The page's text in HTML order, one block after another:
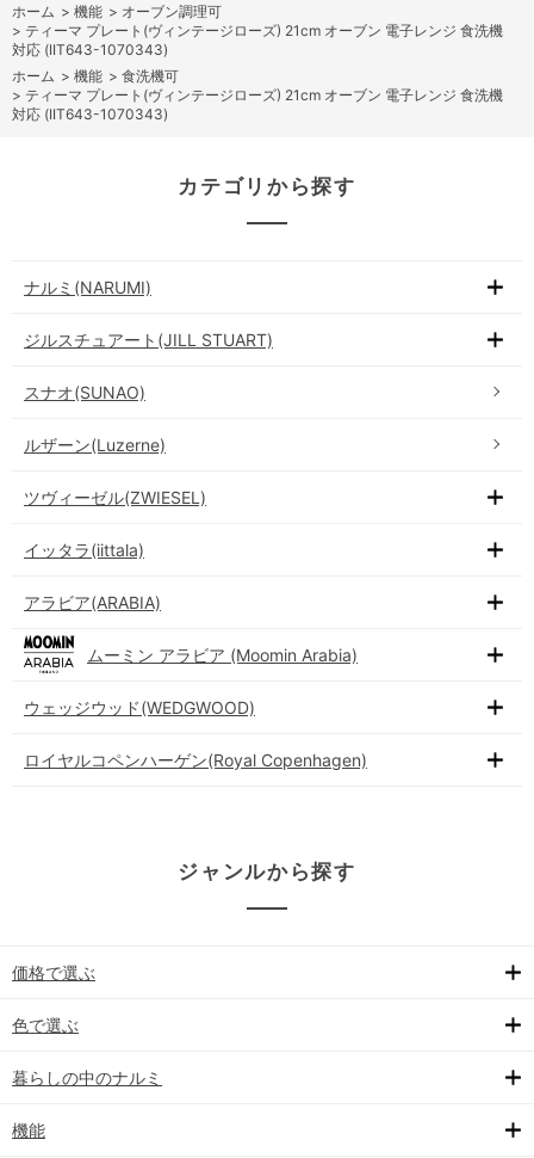
ホーム > 機能 > オーブン調理可
> ティーマ プレート(ヴィンテージローズ) 21cm オーブン 電子レンジ 食洗機
対応 (IIT643-1070343)
ホーム > 機能 > 食洗機可
> ティーマ プレート(ヴィンテージローズ) 21cm オーブン 電子レンジ 食洗機
対応 (IIT643-1070343)
カテゴリから探す
ナルミ(NARUMI)
ジルスチュアート(JILL STUART)
スナオ(SUNAO)
ルザーン(Luzerne)
ツヴィーゼル(ZWIESEL)
イッタラ(iittala)
アラビア(ARABIA)
ムーミン アラビア (Moomin Arabia)
ウェッジウッド(WEDGWOOD)
ロイヤルコペンハーゲン(Royal Copenhagen)
ジャンルから探す
価格で選ぶ
色で選ぶ
暮らしの中のナルミ
機能